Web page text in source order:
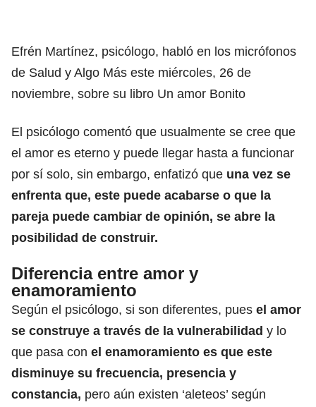
Efrén Martínez, psicólogo, habló en los micrófonos
de Salud y Algo Más este miércoles, 26 de
noviembre, sobre su libro Un amor Bonito
El psicólogo comentó que usualmente se cree que
el amor es eterno y puede llegar hasta a funcionar
por sí solo, sin embargo, enfatizó que una vez se
enfrenta que, este puede acabarse o que la
pareja puede cambiar de opinión, se abre la
posibilidad de construir.
Diferencia entre amor y
enamoramiento
Según el psicólogo, si son diferentes, pues el amor
se construye a través de la vulnerabilidad y lo
que pasa con el enamoramiento es que este
disminuye su frecuencia, presencia y
constancia, pero aún existen ‘aleteos’ según